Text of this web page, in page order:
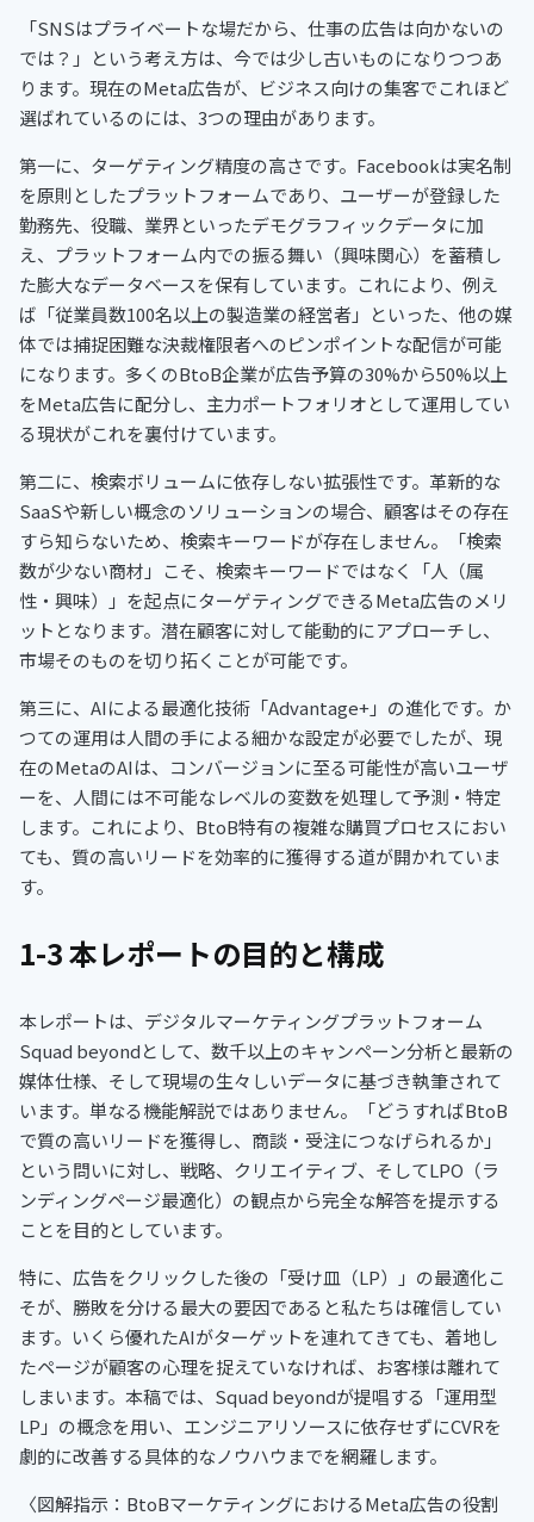
「SNSはプライベートな場だから、仕事の広告は向かないの
では？」という考え方は、今では少し古いものになりつつあ
ります。現在のMeta広告が、ビジネス向けの集客でこれほど
選ばれているのには、3つの理由があります。
第一に、ターゲティング精度の高さです。Facebookは実名制
を原則としたプラットフォームであり、ユーザーが登録した
勤務先、役職、業界といったデモグラフィックデータに加
え、プラットフォーム内での振る舞い（興味関心）を蓄積し
た膨大なデータベースを保有しています。これにより、例え
ば「従業員数100名以上の製造業の経営者」といった、他の媒
体では捕捉困難な決裁権限者へのピンポイントな配信が可能
になります。多くのBtoB企業が広告予算の30%から50%以上
をMeta広告に配分し、主力ポートフォリオとして運用してい
る現状がこれを裏付けています。
第二に、検索ボリュームに依存しない拡張性です。革新的な
SaaSや新しい概念のソリューションの場合、顧客はその存在
すら知らないため、検索キーワードが存在しません。「検索
数が少ない商材」こそ、検索キーワードではなく「人（属
性・興味）」を起点にターゲティングできるMeta広告のメリ
ットとなります。潜在顧客に対して能動的にアプローチし、
市場そのものを切り拓くことが可能です。
第三に、AIによる最適化技術「Advantage+」の進化です。か
つての運用は人間の手による細かな設定が必要でしたが、現
在のMetaのAIは、コンバージョンに至る可能性が高いユーザ
ーを、人間には不可能なレベルの変数を処理して予測・特定
します。これにより、BtoB特有の複雑な購買プロセスにおい
ても、質の高いリードを効率的に獲得する道が開かれていま
す。
1-3 本レポートの目的と構成
本レポートは、デジタルマーケティングプラットフォーム
Squad beyondとして、数千以上のキャンペーン分析と最新の
媒体仕様、そして現場の生々しいデータに基づき執筆されて
います。単なる機能解説ではありません。「どうすればBtoB
で質の高いリードを獲得し、商談・受注につなげられるか」
という問いに対し、戦略、クリエイティブ、そしてLPO（ラ
ンディングページ最適化）の観点から完全な解答を提示する
ことを目的としています。
特に、広告をクリックした後の「受け皿（LP）」の最適化こ
そが、勝敗を分ける最大の要因であると私たちは確信してい
ます。いくら優れたAIがターゲットを連れてきても、着地し
たページが顧客の心理を捉えていなければ、お客様は離れて
しまいます。本稿では、Squad beyondが提唱する「運用型
LP」の概念を用い、エンジニアリソースに依存せずにCVRを
劇的に改善する具体的なノウハウまでを網羅します。
〈図解指示：BtoBマーケティングにおけるMeta広告の役割